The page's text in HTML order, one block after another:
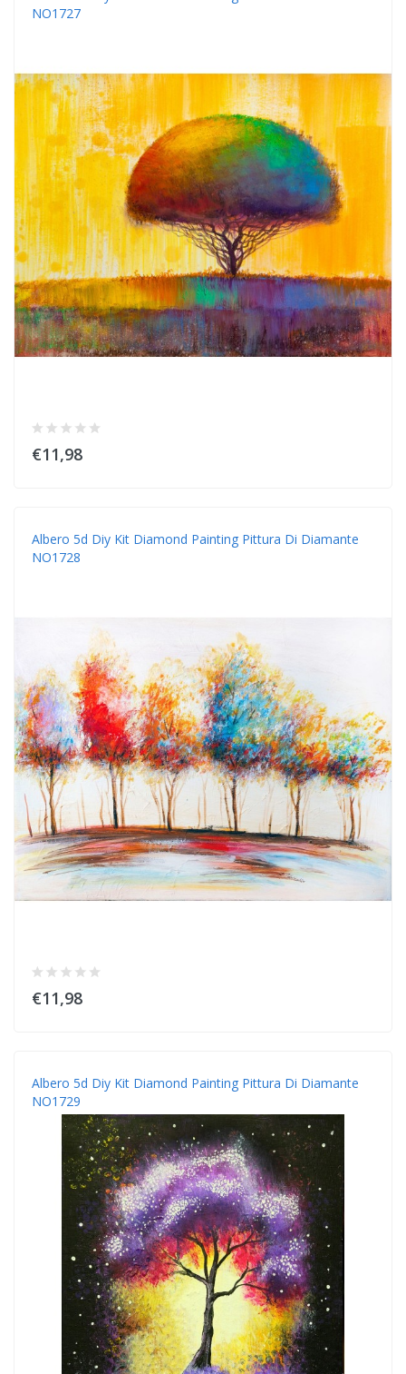
NO1727
€11,98
Albero 5d Diy Kit Diamond Painting Pittura Di Diamante
NO1728
€11,98
Albero 5d Diy Kit Diamond Painting Pittura Di Diamante
NO1729